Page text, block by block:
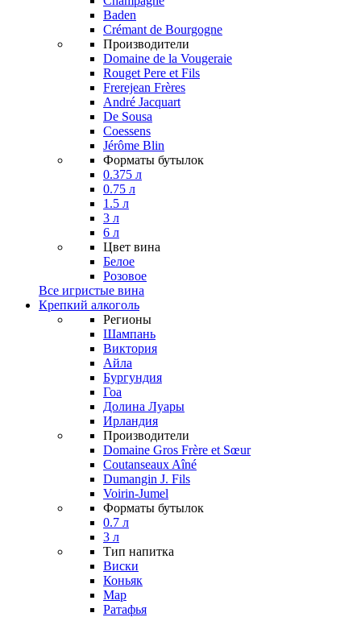
Baden
Crémant de Bourgogne
Производители
Domaine de la Vougeraie
Rouget Pere et Fils
Frerejean Frères
André Jacquart
De Sousa
Coessens
Jérôme Blin
Форматы бутылок
0.375 л
0.75 л
1.5 л
3 л
6 л
Цвет вина
Белое
Розовое
Все игристые вина
Крепкий алкоголь
Регионы
Шампань
Виктория
Айла
Бургундия
Гоа
Долина Луары
Ирландия
Производители
Domaine Gros Frère et Sœur
Coutanseaux Aîné
Dumangin J. Fils
Voirin-Jumel
Форматы бутылок
0.7 л
3 л
Тип напитка
Виски
Коньяк
Мар
Ратафья